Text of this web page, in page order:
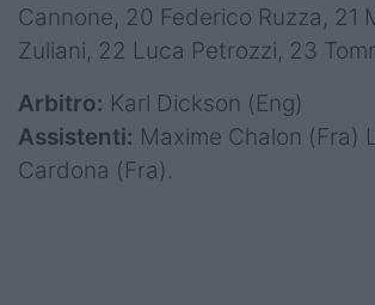
Cannone, 20 Federico Ruzza, 21
Zuliani, 22 Luca Petrozzi, 23
Arbitro: Karl Dickson (Eng)
Assistenti: Maxime Chalon (Fra)
Cardona (Fra).